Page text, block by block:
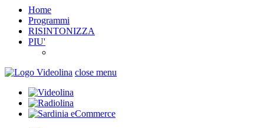
Home
Programmi
RISINTONIZZA
PIU'
close menu